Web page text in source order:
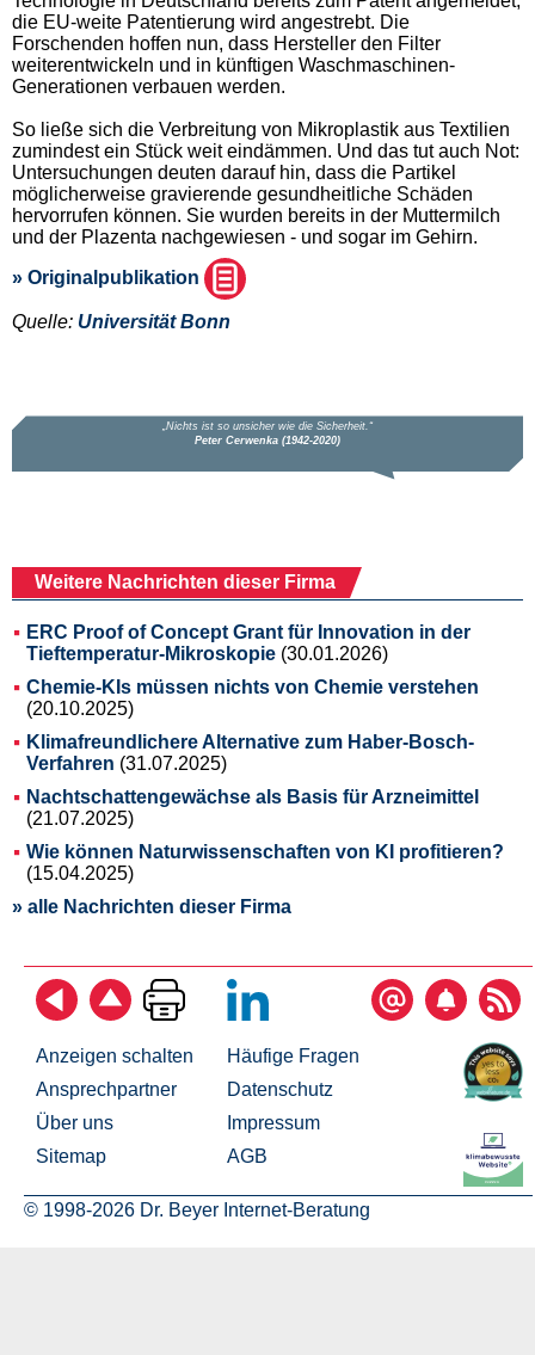
die EU-weite Patentierung wird angestrebt. Die
Forschenden hoffen nun, dass Hersteller den Filter
weiterentwickeln und in künftigen Waschmaschinen-
Generationen verbauen werden.
So ließe sich die Verbreitung von Mikroplastik aus Textilien
zumindest ein Stück weit eindämmen. Und das tut auch Not:
Untersuchungen deuten darauf hin, dass die Partikel
möglicherweise gravierende gesundheitliche Schäden
hervorrufen können. Sie wurden bereits in der Muttermilch
und der Plazenta nachgewiesen - und sogar im Gehirn.
» Originalpublikation
Quelle: Universität Bonn
Weitere Nachrichten dieser Firma
ERC Proof of Concept Grant für Innovation in der
Tieftemperatur-Mikroskopie (30.01.2026)
Chemie-KIs müssen nichts von Chemie verstehen
(20.10.2025)
Klimafreundlichere Alternative zum Haber-Bosch-
Verfahren (31.07.2025)
Nachtschattengewächse als Basis für Arzneimittel
(21.07.2025)
Wie können Naturwissenschaften von KI profitieren?
(15.04.2025)
» alle Nachrichten dieser Firma
Anzeigen schalten
Ansprechpartner
Über uns
Sitemap
Häufige Fragen
Datenschutz
Impressum
AGB
© 1998-2026 Dr. Beyer Internet-Beratung